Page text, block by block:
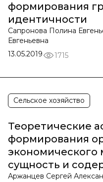
формирования
идентичности
Сапронова Полина
Евгеньевна
13.05.2019
1715
Сельское хозяйство
Теоретические
формирования
экономического
сущность и
Аржанцев Сергей